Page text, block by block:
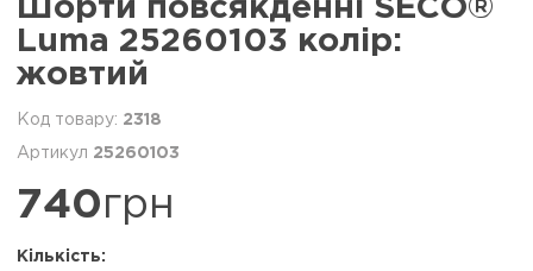
Шорти повсякденні SECO®
Luma 25260103 колiр:
жовтий
2318
25260103
740грн